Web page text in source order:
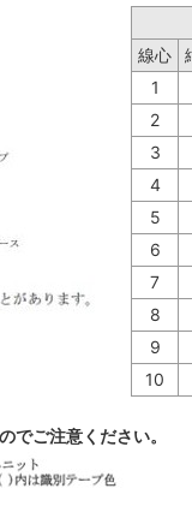
線心
1
2
3
4
5
6
7
8
9
10
ご注意ください。